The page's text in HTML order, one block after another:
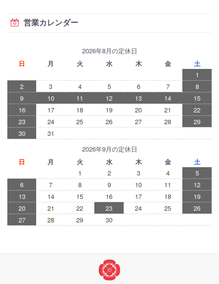
営業カレンダー
2026年8月の定休日
日
月 火 水 木 金
土
1
2
3 4 5 6 7
8
9
10 11 12 13 14
15
16
17 18 19 20 21
22
23
24 25 26 27 28
29
30
31
2026年9月の定休日
日
月 火 水 木 金
土
1
2 3 4
5
6
7 8 9 10 11
12
13
14 15 16 17 18
19
20
21 22 23 24 25
26
27
28 29 30